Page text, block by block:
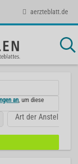
aerzteblatt.de
an , um diese
Art der Anstellung